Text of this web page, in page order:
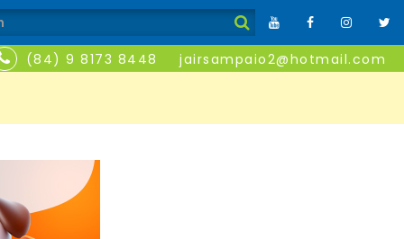
(84) 9 8173 8448 jairsampaio2@hotmail.com